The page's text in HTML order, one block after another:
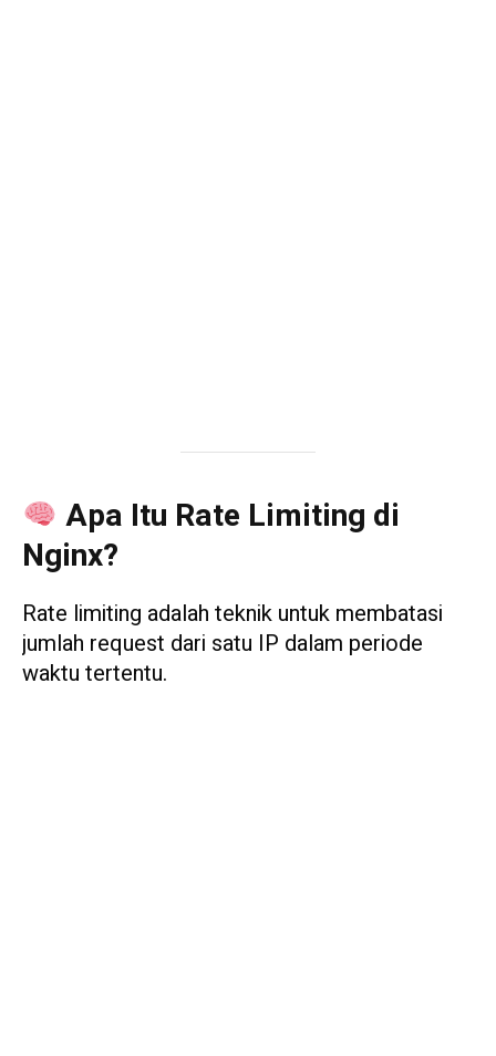
Apa Itu Rate Limiting di
Nginx?
Rate limiting adalah teknik untuk membatasi
jumlah request dari satu IP dalam periode
waktu tertentu.